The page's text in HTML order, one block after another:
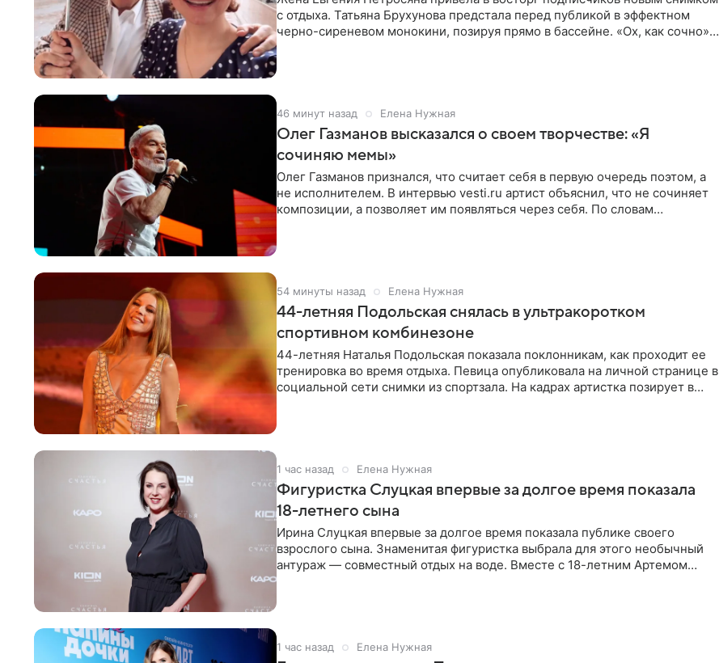
с отдыха. Татьяна Брухунова предстала перед публикой в эффектном
черно-сиреневом монокини, позируя прямо в бассейне. «Ох, как сочно»,
46 минут назад Елена Нужная
Олег Газманов высказался о своем творчестве: «Я
сочиняю мемы»
Олег Газманов признался, что считает себя в первую очередь поэтом, а
не исполнителем. В интервью vesti.ru артист объяснил, что не сочиняет
композиции, а позволяет им появляться через себя. По словам
54 минуты назад Елена Нужная
44-летняя Подольская снялась в ультракоротком
спортивном комбинезоне
44-летняя Наталья Подольская показала поклонникам, как проходит ее
тренировка во время отдыха. Певица опубликовала на личной странице в
социальной сети снимки из спортзала. На кадрах артистка позирует в
1 час назад Елена Нужная
Фигуристка Слуцкая впервые за долгое время показала
18-летнего сына
Ирина Слуцкая впервые за долгое время показала публике своего
взрослого сына. Знаменитая фигуристка выбрала для этого необычный
антураж — совместный отдых на воде. Вместе с 18-летним Артемом
1 час назад Елена Нужная